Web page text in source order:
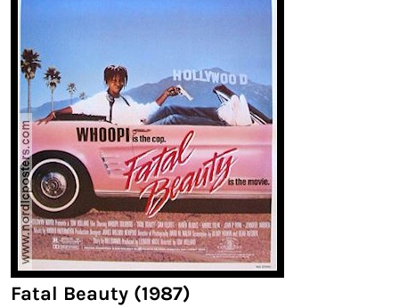
Fatal Beauty (1987)